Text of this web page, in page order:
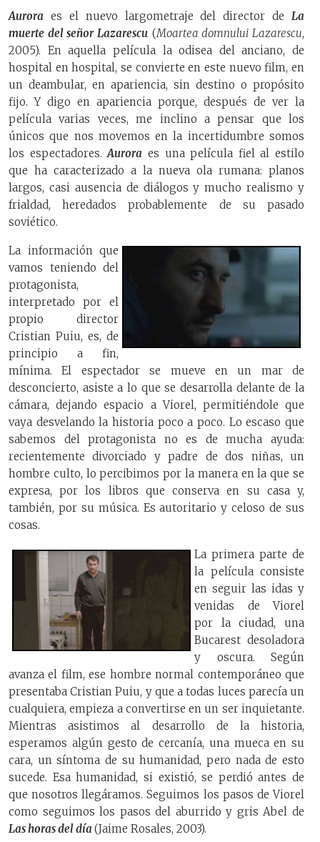
Aurora es el nuevo largometraje del director de La
muerte del señor Lazarescu (Moartea domnului Lazarescu,
2005). En aquella película la odisea del anciano, de
hospital en hospital, se convierte en este nuevo film, en
un deambular, en apariencia, sin destino o propósito
fijo. Y digo en apariencia porque, después de ver la
película varias veces, me inclino a pensar que los
únicos que nos movemos en la incertidumbre somos
los espectadores.Aurora es una película fiel al estilo
que ha caracterizado a la nueva ola rumana: planos
largos, casi ausencia de diálogos y mucho realismo y
frialdad, heredados probablemente de su pasado
soviético.
La información que
vamos teniendo del
protagonista,
interpretado por el
propio director
Cristian Puiu, es, de
principio a fin,
mínima. El espectador se mueve en un mar de
desconcierto, asiste a lo que se desarrolla delante de la
cámara, dejando espacio a Viorel, permitiéndole que
vaya desvelando la historia poco a poco. Lo escaso que
sabemos del protagonista no es de mucha ayuda:
recientemente divorciado y padre de dos niñas, un
hombre culto, lo percibimos por la manera en la que se
expresa, por los libros que conserva en su casa y,
también, por su música. Es autoritario y celoso de sus
cosas.
La primera parte de
la película consiste
en seguir las idas y
venidas de Viorel
por la ciudad, una
Bucarest desoladora
y oscura. Según
avanza el film, ese hombre normal contemporáneo que
presentaba Cristian Puiu, y que a todas luces parecía un
cualquiera, empieza a convertirse en un ser inquietante.
Mientras asistimos al desarrollo de la historia,
esperamos algún gesto de cercanía, una mueca en su
cara, un síntoma de su humanidad, pero nada de esto
sucede. Esa humanidad, si existió, se perdió antes de
que nosotros llegáramos. Seguimos los pasos de Viorel
como seguimos los pasos del aburrido y gris Abel de
Las horas del día (Jaime Rosales, 2003).